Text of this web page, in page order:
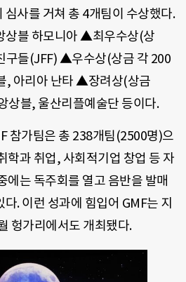
사를 거쳐 총 4개팀이 수상했다.
상블 하모니아 ▲최우수상(상
구들(JFF) ▲우수상(상금 각 200
, 아리아 난타 ▲장려상(상금
상블, 울산리플예술단 등이다.
참가팀은 총 238개팀(2500명)으
학과 취업, 사회적기업 창업 등 자
에는 독주회를 열고 음반을 발매
. 이런 성과에 힘입어 GMF는 지
헝가리에서도 개최됐다.